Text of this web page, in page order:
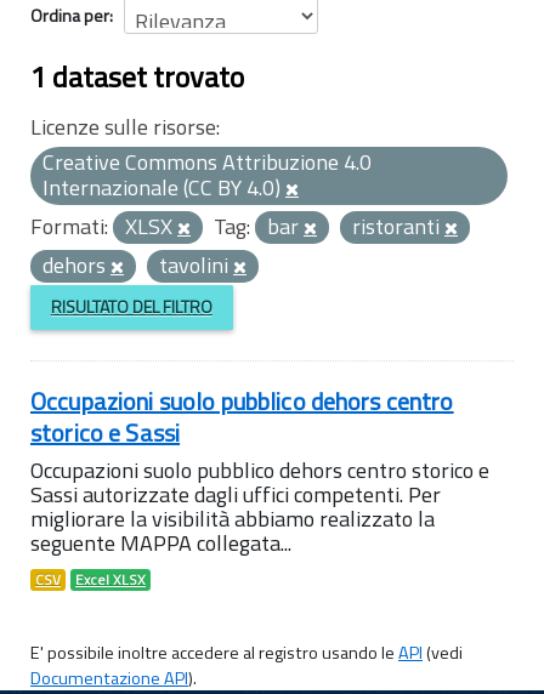
Ordina per
1 dataset trovato
Licenze sulle risorse:
Creative Commons Attribuzione 4.0
Internazionale (CC BY 4.0)
Formati: XLSX Tag: bar
ristoranti
dehors
tavolini
RISULTATO DEL FILTRO
Occupazioni suolo pubblico dehors centro
storico e Sassi
Occupazioni suolo pubblico dehors centro storico e
Sassi autorizzate dagli uffici competenti. Per
migliorare la visibilità abbiamo realizzato la
seguente MAPPA collegata...
CSV Excel XLSX
E' possibile inoltre accedere al registro usando leAPI(vedi
Documentazione API).